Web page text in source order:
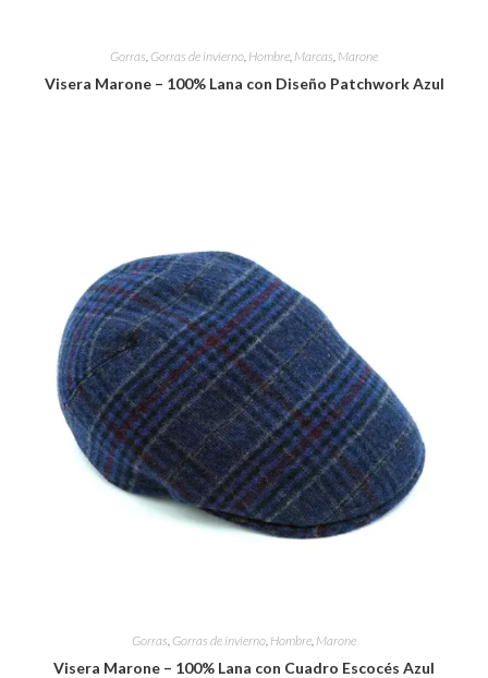
Gorras Gorras de invierno Hombre Marcas Marone
Visera Marone – 100% Lana con Diseño Patchwork Azul
Gorras Gorras de invierno Hombre Marone
Visera Marone – 100% Lana con Cuadro Escocés Azul